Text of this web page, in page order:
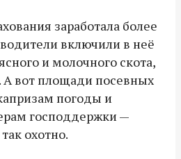
заработала более
включили в неё
и молочного скота,
А вот площади посевных
погоды и
господдержки —
охотно.